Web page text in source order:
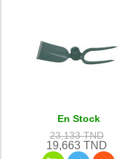
En Stock
23,133 TND
19,663 TND